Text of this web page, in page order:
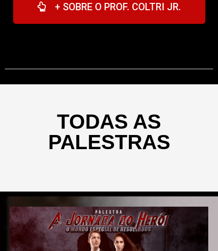
+ SOBRE O PROF. COLTRI JR.
TODAS AS
PALESTRAS